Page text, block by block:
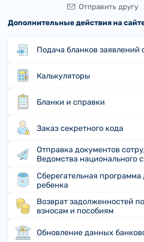
Отправить другу
Дополнительные действия на
Подача бланков заявлений
Калькуляторы
Бланки и справки
Заказ секретного кода
Отправка документов
Ведомства национального
Сберегательная
ребенка
Возврат задолженностей
взносам и пособиям
Обновление данных